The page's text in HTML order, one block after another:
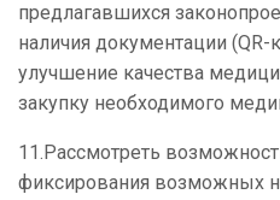
предлагавшихся
наличия документации (QR-
улучшение качества
закупку необходимого
11.Рассмотреть
фиксирования возможных